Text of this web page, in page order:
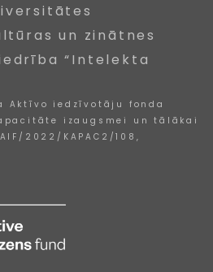
un zinātnes
“Intelekta
Aktīvo iedzīvotāju fonda
izaugsmei un tālākai
2022/KAPAC2/108,